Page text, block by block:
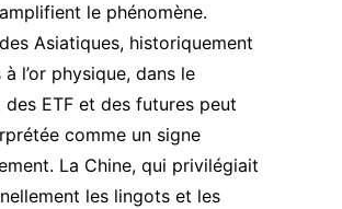
le phénomène.
des Asiatiques, historiquement
l’or physique, dans le
des ETF et des futures peut
comme un signe
La Chine, qui privilégiait
les lingots et les